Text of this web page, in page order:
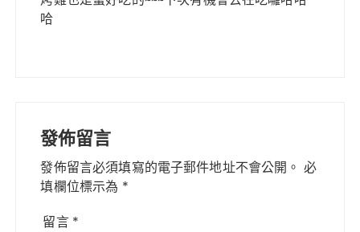
哈
發佈留言
發佈留言必須填寫的電子郵件地址不會公開。 必
填欄位標示為 *
留言 *